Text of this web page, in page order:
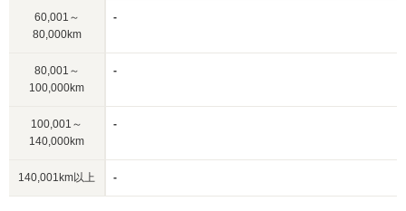
60,001～
80,000km
-
80,001～
100,000km
-
100,001～
140,000km
-
140,001km以上 -